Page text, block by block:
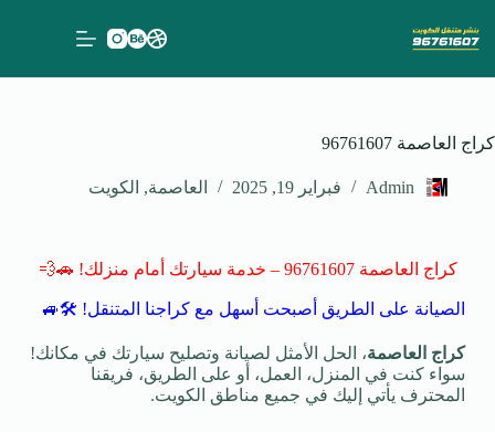
كراج العاصمة 96761607
Admin فبراير 19, 2025 العاصمة, الكويت
كراج العاصمة 96761607 – خدمة سيارتك أمام منزلك! 🚗💨
الصيانة على الطريق أصبحت أسهل مع كراجنا المتنقل! 🛠️🚙
كراج العاصمة، الحل الأمثل لصيانة وتصليح سيارتك في مكانك!
سواء كنت في المنزل، العمل، أو على الطريق، فريقنا
المحترف يأتي إليك في جميع مناطق الكويت.